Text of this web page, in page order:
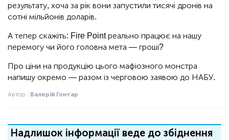
результату, хоча за рік вони запустили тисячі дронів на
сотні мільйонів доларів.
А тепер скажіть: Fire Point реально працює на нашу
перемогу чи його головна мета — гроші?
Про ціни на продукцію цього мафіозного монстра
напишу окремо — разом із черговою заявою до НАБУ.
Автор : Валерій Гонтар
Надлишок інформації веде до збіднення